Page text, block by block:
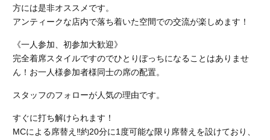
方には是非オススメです。
アンティークな店内で落ち着いた空間での交流が楽しめます！
《一人参加、初参加大歓迎》
完全着席スタイルですのでひとりぼっちになることはありませ
ん！お一人様参加者様同士の席の配置。
スタッフのフォローが人気の理由です。
すぐに打ち解けられます！
MCによる席替え‼︎約20分に1度可能な限り席替えを設けており、